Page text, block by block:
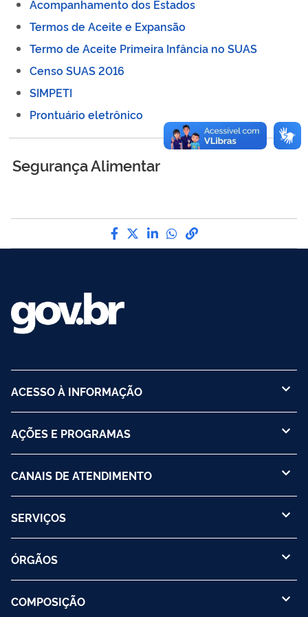
Acompanhamento dos Estados
Termos de Aceite e Expansão
Termo de Aceite Primeira Infância no SUAS
Censo SUAS 2016
SIMPETI
Prontuário eletrônico
Segurança Alimentar
Compartilhe por Facebook
Compartilhe por Twitter
Compartilhe por
Compartilhe por
link para Copiar
ACESSO À INFORMAÇÃO
AÇÕES E PROGRAMAS
CANAIS DE ATENDIMENTO
SERVIÇOS
ÓRGÃOS
COMPOSIÇÃO